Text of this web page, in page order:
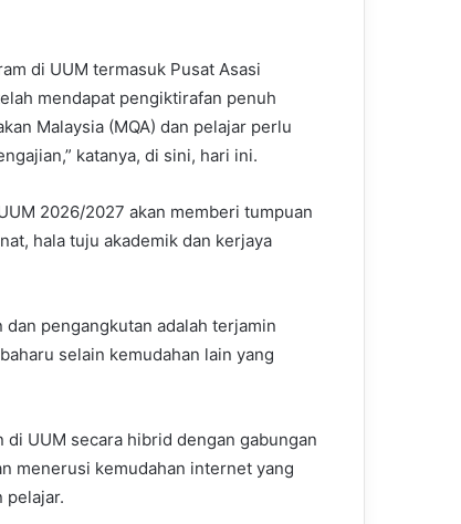
di UUM termasuk Pusat Asasi
mendapat pengiktirafan penuh
Malaysia (MQA) dan pelajar perlu
katanya, di sini, hari ini.
2026/2027 akan memberi tumpuan
hala tuju akademik dan kerjaya
pengangkutan adalah terjamin
selain kemudahan lain yang
UUM secara hibrid dengan gabungan
menerusi kemudahan internet yang
pelajar.